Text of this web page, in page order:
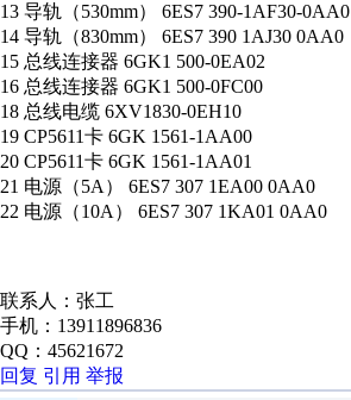
13 导轨（530mm） 6ES7 390-1AF30-0AA0
14 导轨（830mm） 6ES7 390 1AJ30 0AA0
15 总线连接器 6GK1 500-0EA02
16 总线连接器 6GK1 500-0FC00
18 总线电缆 6XV1830-0EH10
19 CP5611卡 6GK 1561-1AA00
20 CP5611卡 6GK 1561-1AA01
21 电源（5A） 6ES7 307 1EA00 0AA0
22 电源（10A） 6ES7 307 1KA01 0AA0
联系人：张工
手机：13911896836
QQ：45621672
回复 引用 举报